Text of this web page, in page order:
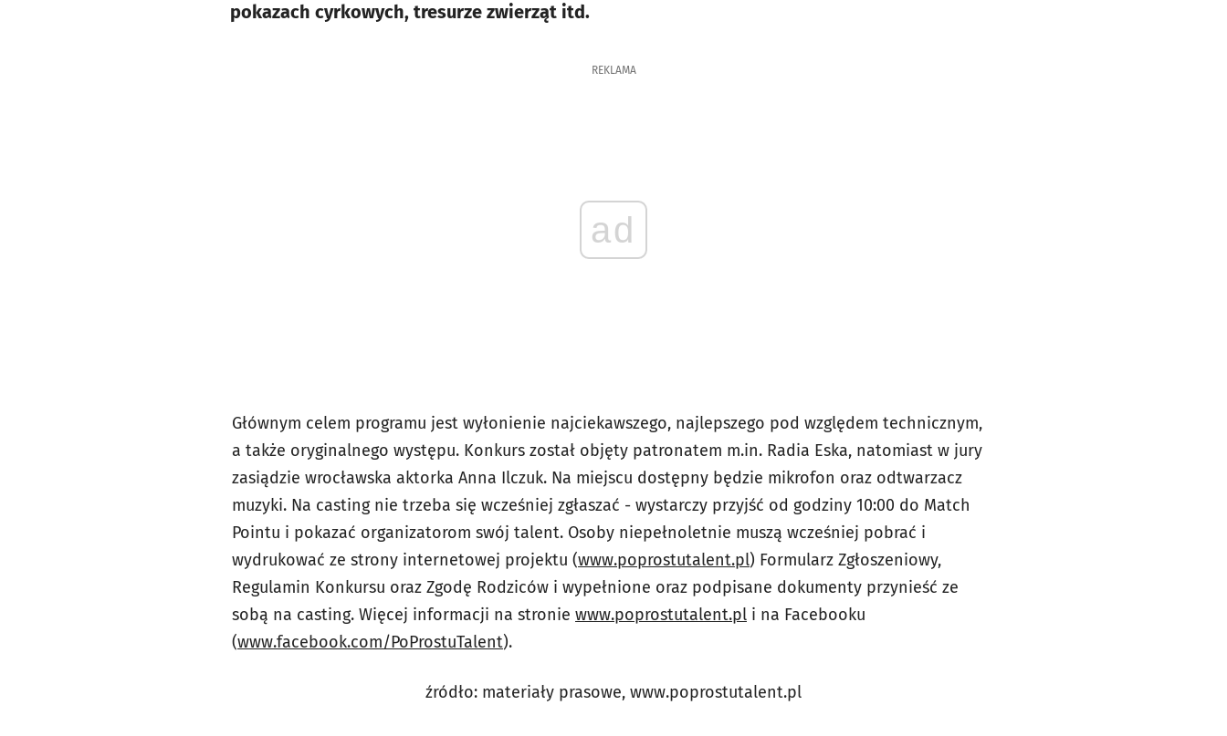
pokazach cyrkowych, tresurze zwierząt itd.
REKLAMA
ad
Głównym celem programu jest wyłonienie najciekawszego, najlepszego pod względem technicznym,
a także oryginalnego występu. Konkurs został objęty patronatem m.in. Radia Eska, natomiast w jury
zasiądzie wrocławska aktorka Anna Ilczuk. Na miejscu dostępny będzie mikrofon oraz odtwarzacz
muzyki. Na casting nie trzeba się wcześniej zgłaszać - wystarczy przyjść od godziny 10:00 do Match
Pointu i pokazać organizatorom swój talent. Osoby niepełnoletnie muszą wcześniej pobrać i
wydrukować ze strony internetowej projektu (www.poprostutalent.pl) Formularz Zgłoszeniowy,
Regulamin Konkursu oraz Zgodę Rodziców i wypełnione oraz podpisane dokumenty przynieść ze
sobą na casting. Więcej informacji na stronie www.poprostutalent.pl i na Facebooku
(www.facebook.com/PoProstuTalent).
źródło: materiały prasowe, www.poprostutalent.pl